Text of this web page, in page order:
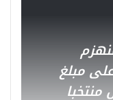
مبلغ
منتخبا